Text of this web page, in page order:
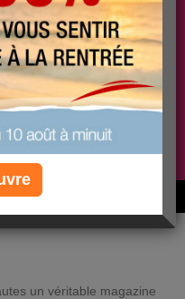
PLUS
COACHING
gratuit
à manger avec nous
un véritable magazine